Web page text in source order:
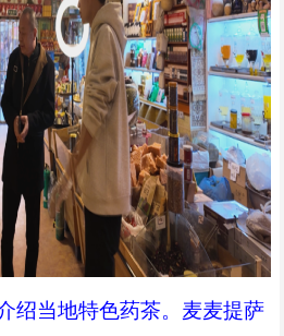
绍当地特色药茶。麦麦提萨